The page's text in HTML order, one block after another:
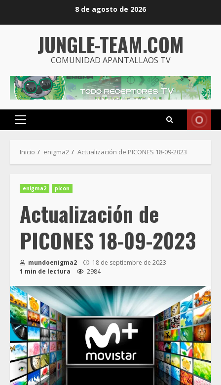
8 de agosto de 2026
JUNGLE-TEAM.COM
COMUNIDAD APANTALLAOS TV
Menú
Inicio enigma2 Actualización de PICONES 18-09-2023
enigma2 picon
Actualización de
PICONES 18-09-2023
mundoenigma2
18 de septiembre de 2023
1 min de lectura
2984